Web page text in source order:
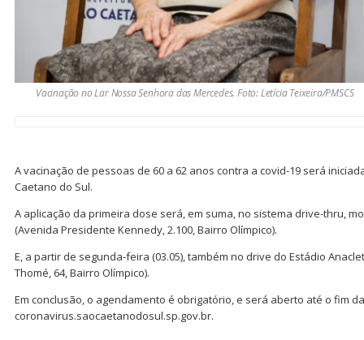
Vacinação no Lar Nossa Senhora das Mercedes. Foto: Letícia Teixeira/PMSCS
A vacinação de pessoas de 60 a 62 anos contra a covid-19 será
Caetano do Sul.
A aplicação da primeira dose será, em suma, no sistema drive-thru,
(Avenida Presidente Kennedy, 2.100, Bairro Olímpico).
E, a partir de segunda-feira (03.05), também no drive do Estádio
Thomé, 64, Bairro Olímpico).
Em conclusão, o agendamento é obrigatório, e será aberto até o fim
coronavirus.saocaetanodosul.sp.gov.br.